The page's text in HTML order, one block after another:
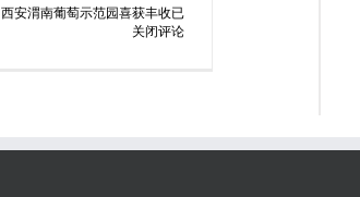
西安渭南葡萄示范园喜获丰收已
关闭评论